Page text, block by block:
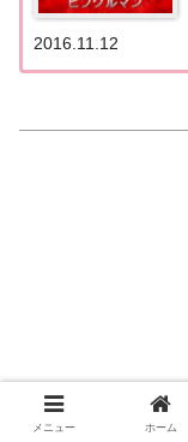
2016.11.12
メニュー ホーム